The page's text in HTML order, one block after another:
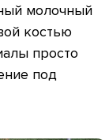
молочный
костью
просто
под